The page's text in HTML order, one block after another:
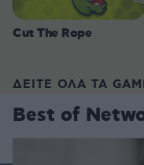
Cut The Rope
ΔΕΙΤΕ ΟΛΑ ΤΑ
Best of